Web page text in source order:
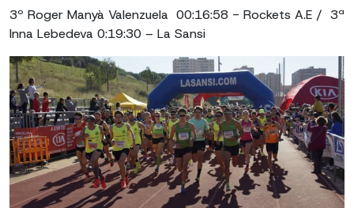
3º Roger Manyà Valenzuela 00:16:58 - Rockets A.E / 3ª
Inna Lebedeva 0:19:30 – La Sansi